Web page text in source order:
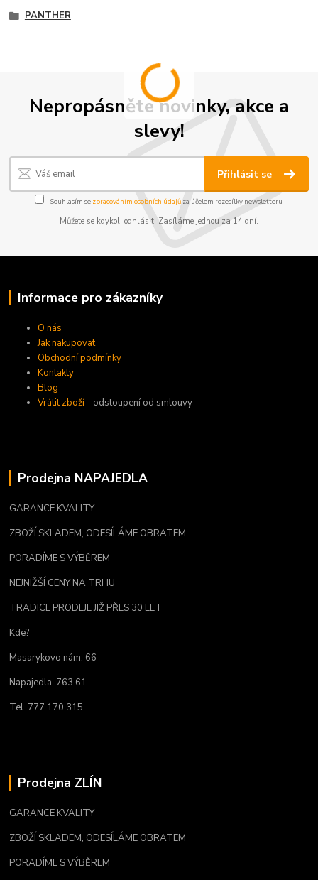
PANTHER
Nepropásněte novinky, akce a
slevy!
Přihlásit se
Souhlasím se zpracováním osobních údajůza účelem rozesílky newsletteru.
Můžete se kdykoli odhlásit. Zasíláme jednou za 14 dní.
Informace pro zákazníky
O nás
Jak nakupovat
Obchodní podmínky
Kontakty
Blog
Vrátit zboží- odstoupení od smlouvy
Prodejna NAPAJEDLA
GARANCE KVALITY
ZBOŽÍ SKLADEM, ODESÍLÁME OBRATEM
PORADÍME S VÝBĚREM
NEJNIŽŠÍ CENY NA TRHU
TRADICE PRODEJE JIŽ PŘES 30 LET
Kde?
Masarykovo nám. 66
Napajedla, 763 61
Tel. 777 170 315
Prodejna ZLÍN
GARANCE KVALITY
ZBOŽÍ SKLADEM, ODESÍLÁME OBRATEM
PORADÍME S VÝBĚREM